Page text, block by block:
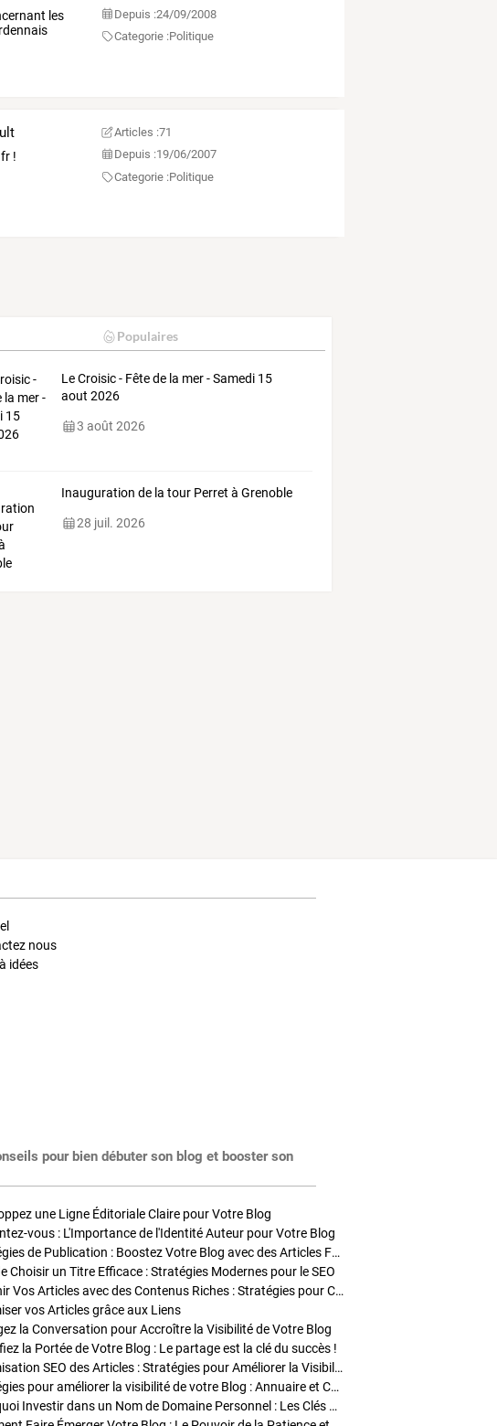
les
Depuis :24/09/2008
Categorie :Politique
!
Articles :71
Depuis :19/06/2007
Categorie :Politique
Populaires
Le Croisic - Fête de la mer - Samedi 15
aout 2026
3 août 2026
Inauguration de la tour Perret à Grenoble
28 juil. 2026
nous
idées
pour bien débuter son blog et booster son
une Ligne Éditoriale Claire pour Votre Blog
vous : L'Importance de l'Identité Auteur pour Votre Blog
Stratégies de Publication : Boostez Votre Blog avec des Articles Fréquents et Exclusifs
Choisir un Titre Efficace : Stratégies Modernes pour le SEO
Enrichir Vos Articles avec des Contenus Riches : Stratégies pour Captiver et Optimiser
vos Articles grâce aux Liens
la Conversation pour Accroître la Visibilité de Votre Blog
la Portée de Votre Blog : Le partage est la clé du succès !
Optimisation SEO des Articles : Stratégies pour Améliorer la Visibilité de Votre Blog
Stratégies pour améliorer la visibilité de votre Blog : Annuaire et Collaborations
Pourquoi Investir dans un Nom de Domaine Personnel : Les Clés de la Réussite de Votre Blog